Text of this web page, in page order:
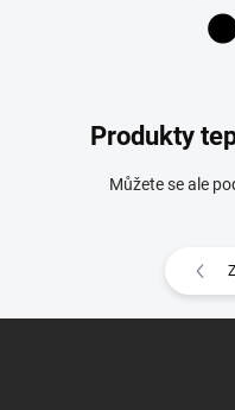
Produkty
Můžete se ale